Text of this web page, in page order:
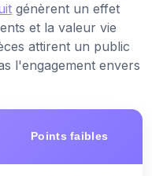
génèrent un effet
et la valeur vie
attirent un public
l'engagement envers
Points faibles